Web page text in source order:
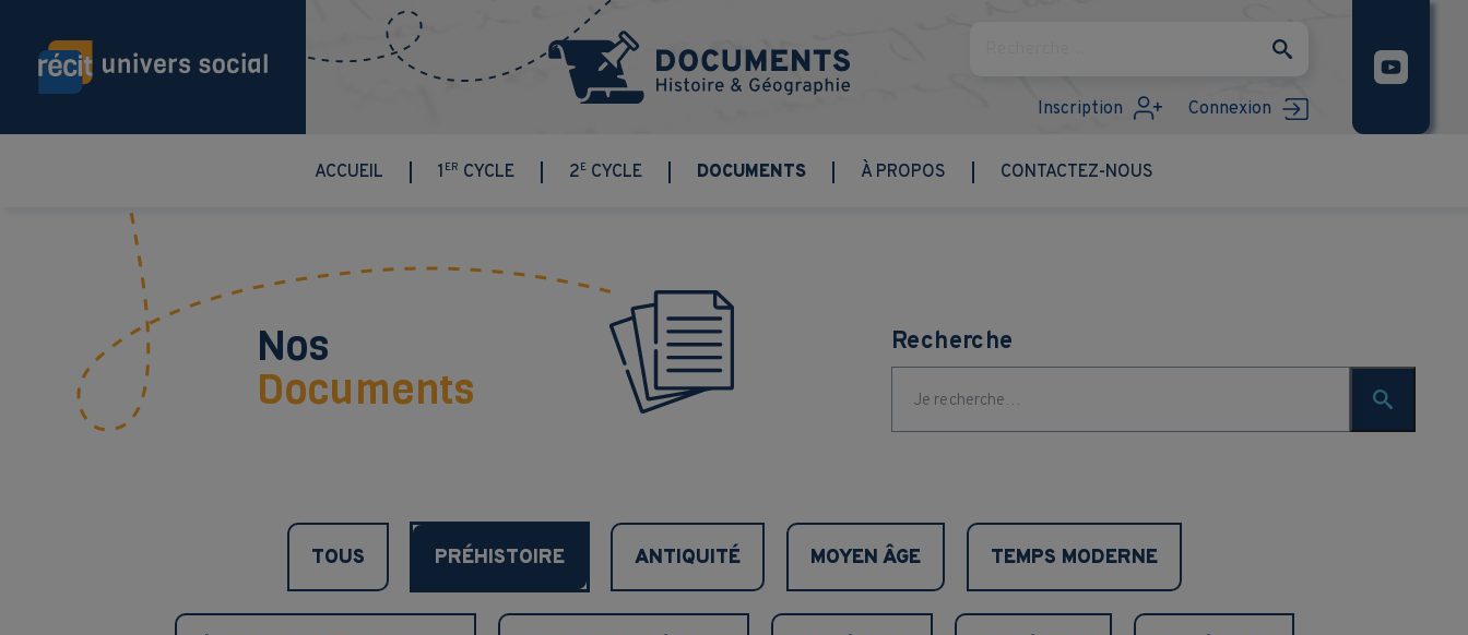
Inscription Connexion
ACCUEIL 1 ER CYCLE 2E CYCLE DOCUMENTS À PROPOS CONTACTEZ-NOUS
Nos
Documents
Recherche
TOUS PRÉHISTOIRE ANTIQUITÉ MOYEN ÂGE TEMPS MODERNE